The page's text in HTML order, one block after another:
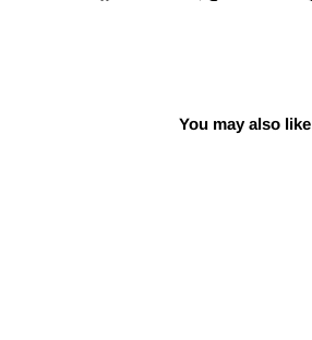
You may also like